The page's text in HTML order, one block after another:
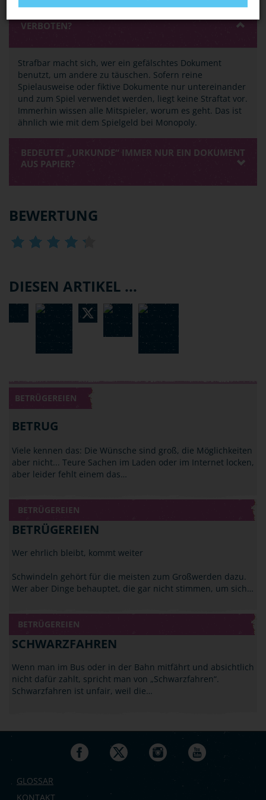
BASTELN MEINE FREUNDE UND ICH UNS GERN
VERBOTEN?
Strafbar macht sich, wer ein gefälschtes Dokument
benutzt, um andere zu täuschen. Sofern reine
Spielausweise oder fiktive Dokumente nur untereinander
und zum Spiel verwendet werden, liegt keine Straftat vor.
Immerhin wissen alle Mitspieler, worum es geht. Das ist
ähnlich wie mit dem Spielgeld bei Monopoly.
BEDEUTET „URKUNDE“ IMMER NUR EIN DOKUMENT
AUS PAPIER?
BEWERTUNG
DIESEN ARTIKEL ...
BETRÜGEREIEN
BETRUG
Viele kennen das: Die Wünsche sind groß, die Möglichkeiten
aber nicht... Teure Sachen im Laden oder im Internet locken,
aber leider fehlt einem das…
BETRÜGEREIEN
BETRÜGEREIEN
Wer ehrlich bleibt, kommt weiter
Schwindeln gehört für die meisten zum Großwerden dazu.
Wer aber Dinge behauptet, die gar nicht stimmen, um sich…
BETRÜGEREIEN
SCHWARZFAHREN
Wenn man im Bus oder in der Bahn mitfährt und absichtlich
nicht dafür zahlt, spricht man von „Schwarzfahren“.
Schwarzfahren ist unfair, weil die…
GLOSSAR
KONTAKT